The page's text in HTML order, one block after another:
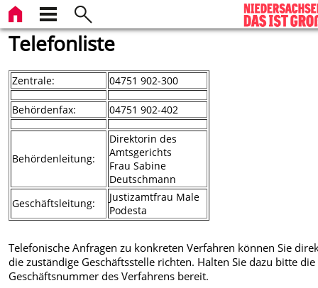
Telefonliste
Zentrale: 04751 902-300
Behördenfax: 04751 902-402
Behördenleitung:
Direktorin des
Amtsgerichts
Frau Sabine
Deutschmann
Geschäftsleitung:
Justizamtfrau Male
Podesta
Telefonische Anfragen zu konkreten Verfahren können Sie
die zuständige Geschäftsstelle richten. Halten Sie dazu bitte die
Geschäftsnummer des Verfahrens bereit.